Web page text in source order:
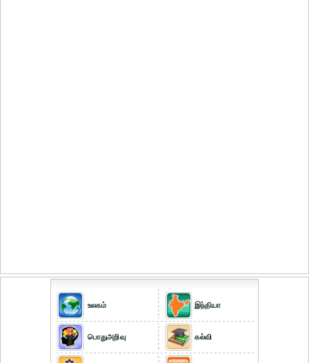
உலகம்
பொதுஅறிவு
இந்தியா
கல்வி